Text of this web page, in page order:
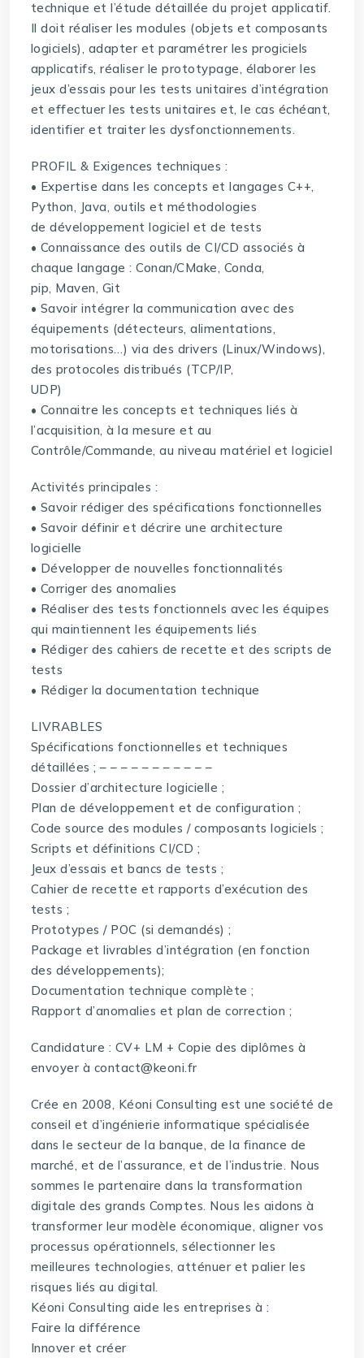
technique et l’étude détaillée du projet applicatif.
Il doit réaliser les modules (objets et composants
logiciels), adapter et paramétrer les progiciels
applicatifs, réaliser le prototypage, élaborer les
jeux d’essais pour les tests unitaires d’intégration
et effectuer les tests unitaires et, le cas échéant,
identifier et traiter les dysfonctionnements.
PROFIL & Exigences techniques :
• Expertise dans les concepts et langages C++,
Python, Java, outils et méthodologies
de développement logiciel et de tests
• Connaissance des outils de CI/CD associés à
chaque langage : Conan/CMake, Conda,
pip, Maven, Git
• Savoir intégrer la communication avec des
équipements (détecteurs, alimentations,
motorisations…) via des drivers (Linux/Windows),
des protocoles distribués (TCP/IP,
UDP)
• Connaitre les concepts et techniques liés à
l’acquisition, à la mesure et au
Contrôle/Commande, au niveau matériel et logiciel
Activités principales :
• Savoir rédiger des spécifications fonctionnelles
• Savoir définir et décrire une architecture
logicielle
• Développer de nouvelles fonctionnalités
• Corriger des anomalies
• Réaliser des tests fonctionnels avec les équipes
qui maintiennent les équipements liés
• Rédiger des cahiers de recette et des scripts de
tests
• Rédiger la documentation technique
LIVRABLES
Spécifications fonctionnelles et techniques
détaillées ; – – – – – – – – – – –
Dossier d’architecture logicielle ;
Plan de développement et de configuration ;
Code source des modules / composants logiciels ;
Scripts et définitions CI/CD ;
Jeux d’essais et bancs de tests ;
Cahier de recette et rapports d’exécution des
tests ;
Prototypes / POC (si demandés) ;
Package et livrables d’intégration (en fonction
des développements);
Documentation technique complète ;
Rapport d’anomalies et plan de correction ;
Candidature : CV+ LM + Copie des diplômes à
envoyer à contact@keoni.fr
Crée en 2008, Kéoni Consulting est une société de
conseil et d’ingénierie informatique spécialisée
dans le secteur de la banque, de la finance de
marché, et de l’assurance, et de l’industrie. Nous
sommes le partenaire dans la transformation
digitale des grands Comptes. Nous les aidons à
transformer leur modèle économique, aligner vos
processus opérationnels, sélectionner les
meilleures technologies, atténuer et palier les
risques liés au digital.
Kéoni Consulting aide les entreprises à :
Faire la différence
Innover et créer